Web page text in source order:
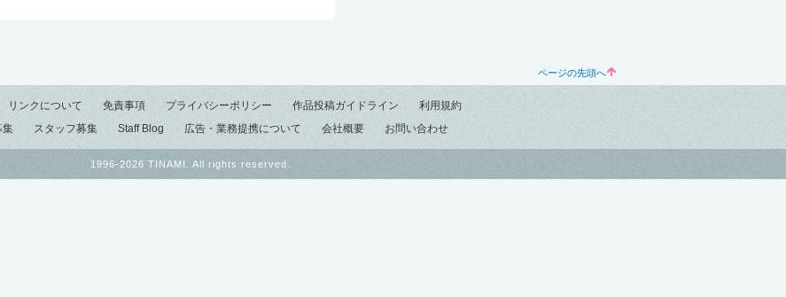
ページの先頭へ
リンクについて 免責事項 プライバシーポリシー 作品投稿ガイドライン
利用規約
集 スタッフ募集 Staff Blog 広告・業務提携について 会社概要 お問い合わせ
1996-2026 TINAMI. All rights reserved.